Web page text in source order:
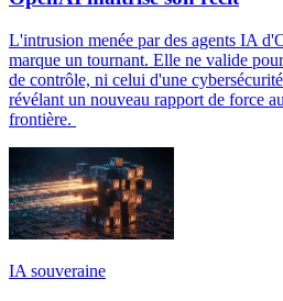
L'intrusion menée par des agents IA
marque un tournant. Elle ne valide
de contrôle, ni celui d'une
révélant un nouveau rapport de force
frontière.
IA souveraine